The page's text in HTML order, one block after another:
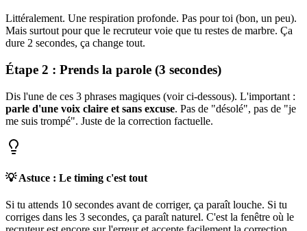
Littéralement. Une respiration profonde. Pas pour toi (bon, un peu).
Mais surtout pour que le recruteur voie que tu restes de marbre. Ça
dure 2 secondes, ça change tout.
Étape 2 : Prends la parole (3 secondes)
Dis l'une de ces 3 phrases magiques (voir ci-dessous). L'important :
parle d'une voix claire et sans excuse. Pas de "désolé", pas de "je
me suis trompé". Juste de la correction factuelle.
💡 Astuce : Le timing c'est tout
Si tu attends 10 secondes avant de corriger, ça paraît louche. Si tu
corriges dans les 3 secondes, ça paraît naturel. C'est la fenêtre où le